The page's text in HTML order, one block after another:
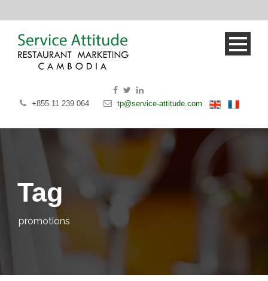
+855 11 239 064 tp@service-attitude.com
Tag
promotions